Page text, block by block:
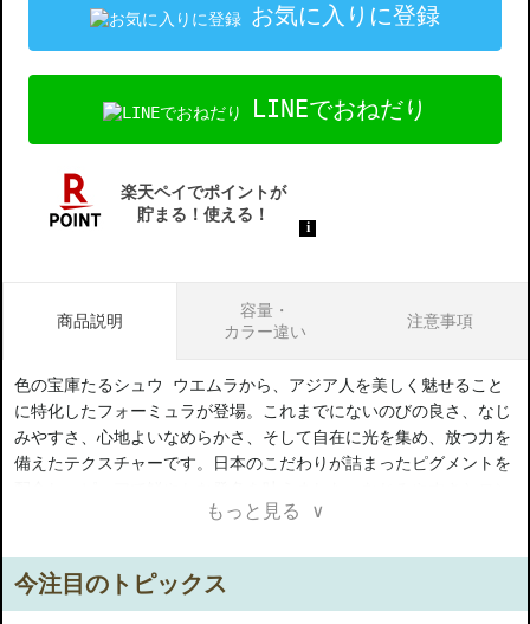
お気に入りに登録
LINEでおねだり
商品説明
容量・
カラー違い
注意事項
色の宝庫たるシュウ ウエムラから、アジア人を美しく魅せること
に特化したフォーミュラが登場。これまでにないのびの良さ、なじ
みやすさ、心地よいなめらかさ、そして自在に光を集め、放つ力を
備えたテクスチャーです。日本のこだわりが詰まったピグメントを
グラスティングで、さっと纏わせるだけですばやくなじみ、美しい
【商品の特徴】
もっと見る ∨
今注目のトピックス